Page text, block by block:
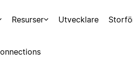
Resurser Utvecklare